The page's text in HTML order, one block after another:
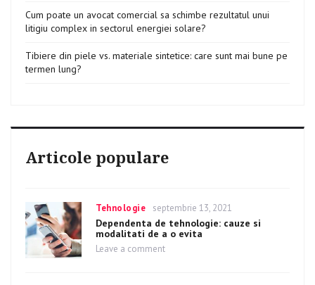
Cum poate un avocat comercial sa schimbe rezultatul unui
litigiu complex in sectorul energiei solare?
Tibiere din piele vs. materiale sintetice: care sunt mai bune pe
termen lung?
Articole populare
Categories
Tehnologie
Posted
on
septembrie 13, 2021
Dependenta de tehnologie: cauze si
modalitati de a o evita
Leave a comment